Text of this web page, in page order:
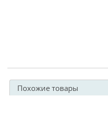
Похожие товары